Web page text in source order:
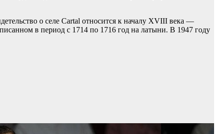
о селе Cartal относится к началу XVIII века —
в период с 1714 по 1716 год на латыни. В 1947 году